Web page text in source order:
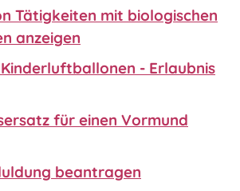
Tätigkeiten mit biologischen
anzeigen
- Erlaubnis
für einen Vormund
beantragen